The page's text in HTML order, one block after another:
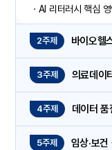
· AI 리터러시 핵심 영
2주제 바이오헬
3주제 의료데이
4주제 데이터
5주제 임상·보